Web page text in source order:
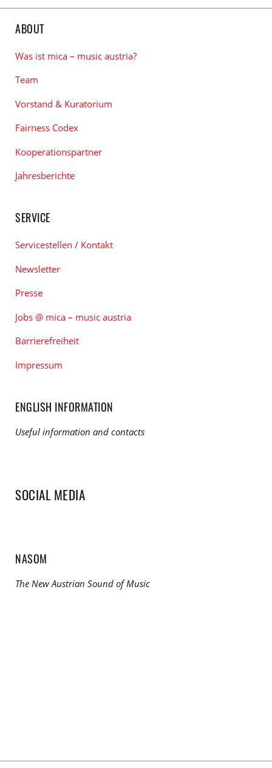
ABOUT
Was ist mica – music austria?
Team
Vorstand & Kuratorium
Fairness Codex
Kooperationspartner
Jahresberichte
SERVICE
Servicestellen / Kontakt
Newsletter
Presse
Jobs @ mica – music austria
Barrierefreiheit
Impressum
ENGLISH INFORMATION
Useful information and contacts
SOCIAL MEDIA
NASOM
The New Austrian Sound of Music